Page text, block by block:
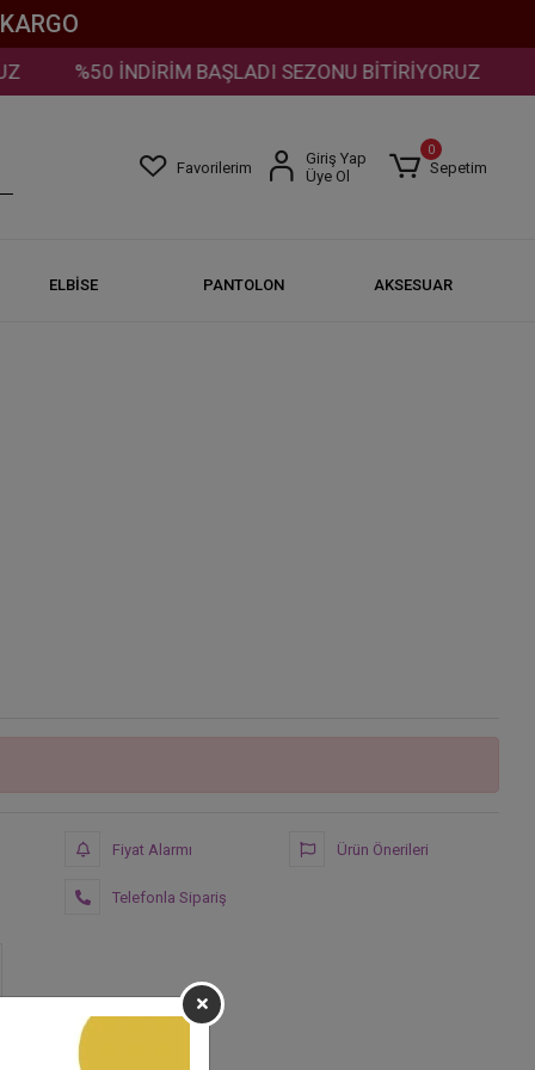
%50 İNDİRİM BAŞLADI SEZONU BİTİRİYORUZ
Favorilerim
Giriş Yap
Üye Ol
0
Sepetim
ELBİSE PANTOLON AKSESUAR
Fiyat Alarmı
Telefonla Sipariş
Ürün Önerileri